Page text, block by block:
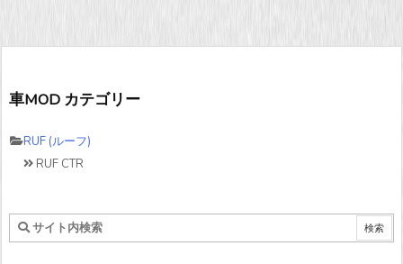
車MOD カテゴリー
RUF (ルーフ)
RUF CTR